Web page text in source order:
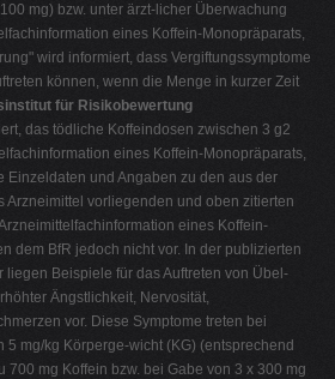
mg) bzw. unter ärzt-licher Überwachung
eines Koffein-Monopräparats,
wird informiert, dass Vergiftungssymptome
können, wenn die Menge in kurzer Zeit
für Risikobewertung
das tödliche Koffeindosen zwischen 3 g2
eines Koffein-Monopräparats,
Einzeldaten und Angaben zu den aus der
Arzneimittel vorliegenden und oben zitierten
eines Koffein-
dem BfR jedoch nicht vor. In der publizierten
liegen Beispiele für das Auftreten von Übel-
Ängstlichkeit, Nervosität,
vor. Diese Symptome treten bei
5 mg/kg Körperge-wicht (KG) (entsprechend
700 mg Koffein bzw. bei Gabe von 3 x 300 mg